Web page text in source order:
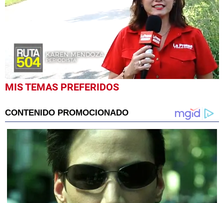
0
seconds
minutes,
29
seconds
MIS TEMAS PREFERIDOS